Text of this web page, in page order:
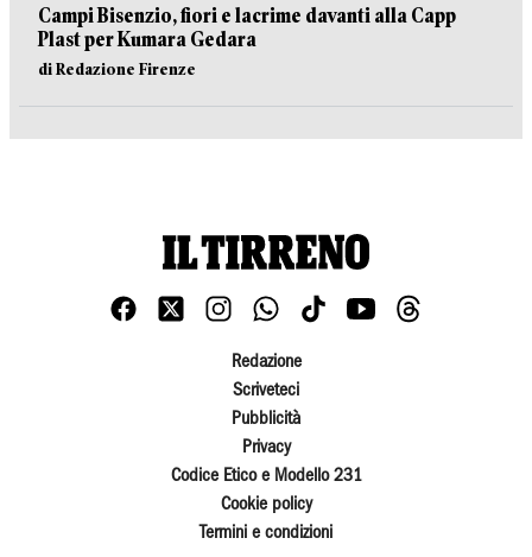
Campi Bisenzio, fiori e lacrime davanti alla Capp
Plast per Kumara Gedara
di Redazione Firenze
Redazione
Scriveteci
Pubblicità
Privacy
Codice Etico e Modello 231
Cookie policy
Termini e condizioni